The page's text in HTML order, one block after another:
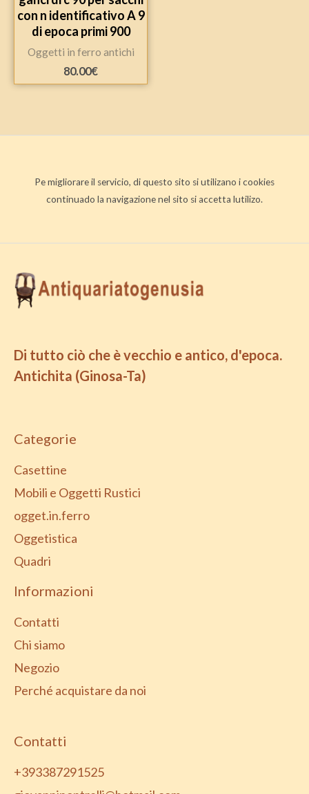
con n identificativo A 9
di epoca primi 900
Oggetti in ferro antichi
80.00€
Pe migliorare il servicio, di questo sito si utilizano i cookies
continuado la navigazione nel sito si accetta lutilizo.
Di tutto ciò che è vecchio e antico, d'epoca.
Antichita (Ginosa-Ta)
Categorie
Casettine
Mobili e Oggetti Rustici
ogget.in.ferro
Oggetistica
Quadri
Informazioni
Contatti
Chi siamo
Negozio
Perché acquistare da noi
Contatti
+393387291525